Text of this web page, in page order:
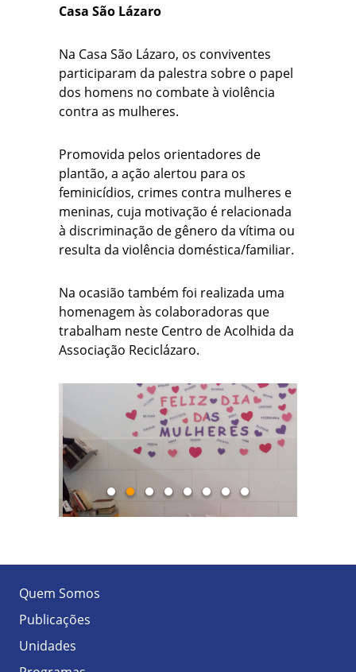
Casa São Lázaro
Na Casa São Lázaro, os conviventes
participaram da palestra sobre o papel
dos homens no combate à violência
contra as mulheres.
Promovida pelos orientadores de
plantão, a ação alertou para os
feminicídios, crimes contra mulheres e
meninas, cuja motivação é relacionada
à discriminação de gênero da vítima ou
resulta da violência doméstica/familiar.
Na ocasião também foi realizada uma
homenagem às colaboradoras que
trabalham neste Centro de Acolhida da
Associação Reciclázaro.
Quem Somos
Publicações
Unidades